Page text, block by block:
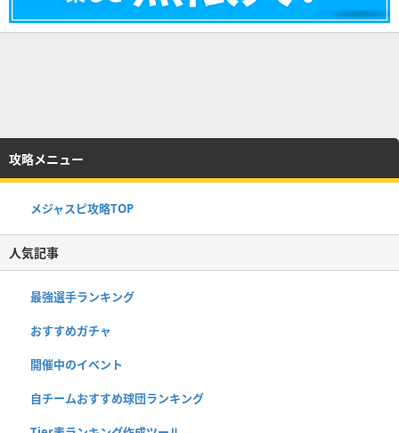
攻略メニュー
メジャスピ攻略TOP
人気記事
最強選手ランキング
おすすめガチャ
開催中のイベント
自チームおすすめ球団ランキング